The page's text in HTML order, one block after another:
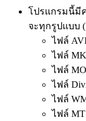
โปรแกรมนี้มี
จะทุกรูปแบบ
ไฟล์
ไฟล์
ไฟล์
ไฟล์
ไฟล์
ไฟล์